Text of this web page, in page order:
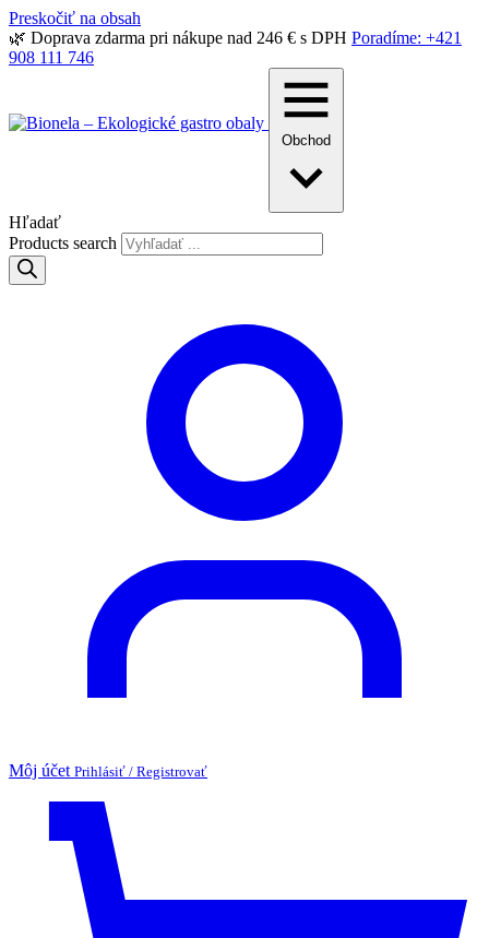
Preskočiť na obsah
🌿 Doprava zdarma pri nákupe nad 246 € s DPH Poradíme: +421
908 111 746
Obchod
Hľadať
Products search
Môj účet Prihlásiť / Registrovať